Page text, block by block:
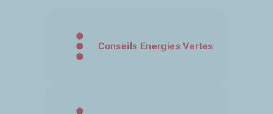
Conseils Energies Vertes